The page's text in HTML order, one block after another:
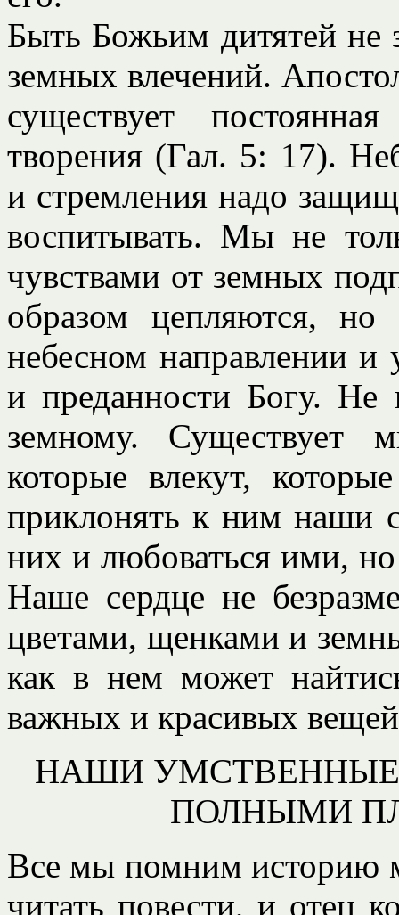
Быть Божьим дитятей не
земных влечений.
существует
творения (Гал. 5: 17).
и стремления надо
воспитывать. Мы не
чувствами от земных
образом цепляются,
небесном направлении и
и преданности Богу. Не
земному. Существует
которые влекут,
приклонять к ним наши
них и любоваться ими,
Наше сердце не
цветами, щенками и
как в нем может
важных и красивых
НАШИ
ПОЛНЫМИ
Все мы помним историю
читать повести, и отец